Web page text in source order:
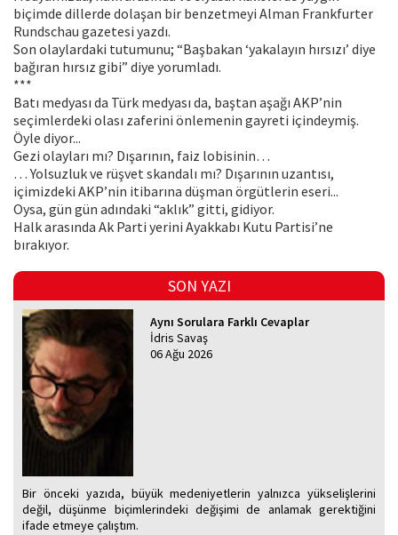
biçimde dillerde dolaşan bir benzetmeyi Alman Frankfurter
Rundschau gazetesi yazdı.
Son olaylardaki tutumunu; “Başbakan ‘yakalayın hırsızı’ diye
bağıran hırsız gibi” diye yorumladı.
***
Batı medyası da Türk medyası da, baştan aşağı AKP’nin
seçimlerdeki olası zaferini önlemenin gayreti içindeymiş.
Öyle diyor...
Gezi olayları mı? Dışarının, faiz lobisinin…
… Yolsuzluk ve rüşvet skandalı mı? Dışarının uzantısı,
içimizdeki AKP’nin itibarına düşman örgütlerin eseri...
Oysa, gün gün adındaki “aklık” gitti, gidiyor.
Halk arasında Ak Parti yerini Ayakkabı Kutu Partisi’ne
bırakıyor.
SON YAZI
Aynı Sorulara Farklı Cevaplar
İdris Savaş
06 Ağu 2026
Bir önceki yazıda, büyük medeniyetlerin yalnızca yükselişlerini
değil, düşünme biçimlerindeki değişimi de anlamak gerektiğini
ifade etmeye çalıştım.